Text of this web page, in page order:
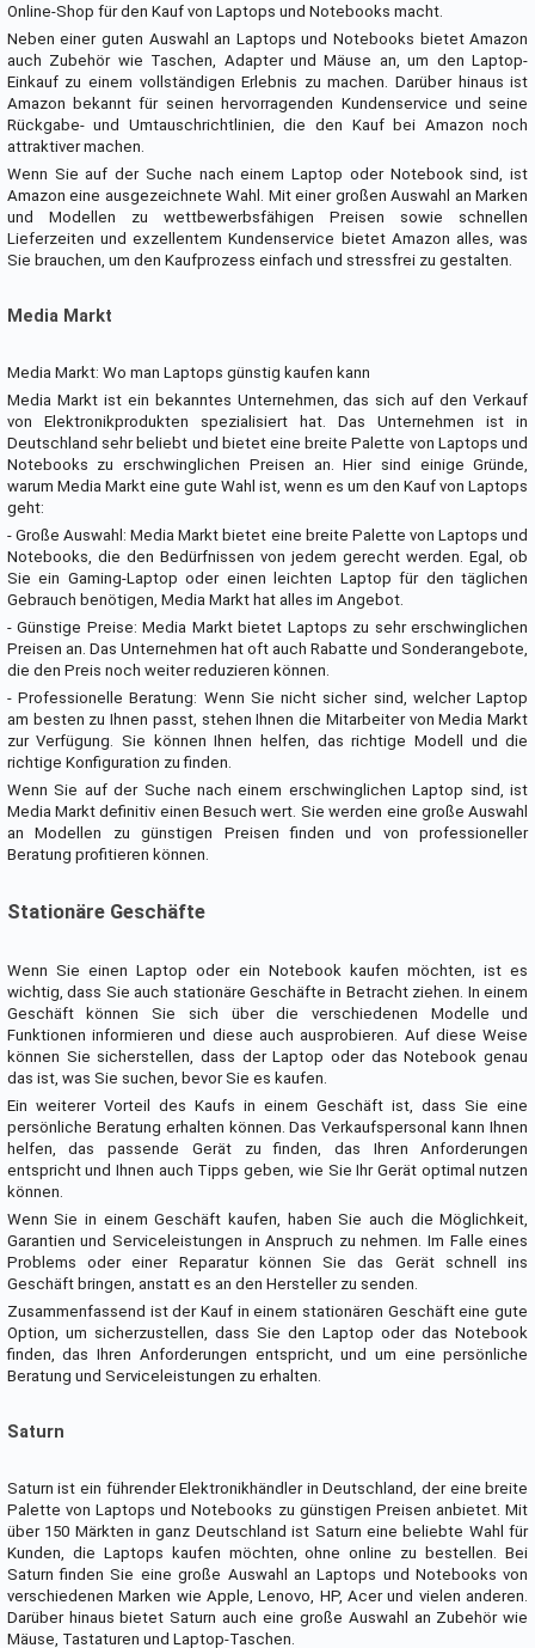
Online-Shop für den Kauf von Laptops und Notebooks macht.
Neben einer guten Auswahl an Laptops und Notebooks bietet Amazon
auch Zubehör wie Taschen, Adapter und Mäuse an, um den Laptop-
Einkauf zu einem vollständigen Erlebnis zu machen. Darüber hinaus ist
Amazon bekannt für seinen hervorragenden Kundenservice und seine
Rückgabe- und Umtauschrichtlinien, die den Kauf bei Amazon noch
attraktiver machen.
Wenn Sie auf der Suche nach einem Laptop oder Notebook sind, ist
Amazon eine ausgezeichnete Wahl. Mit einer großen Auswahl an Marken
und Modellen zu wettbewerbsfähigen Preisen sowie schnellen
Lieferzeiten und exzellentem Kundenservice bietet Amazon alles, was
Sie brauchen, um den Kaufprozess einfach und stressfrei zu gestalten.
Media Markt
Media Markt: Wo man Laptops günstig kaufen kann
Media Markt ist ein bekanntes Unternehmen, das sich auf den Verkauf
von Elektronikprodukten spezialisiert hat. Das Unternehmen ist in
Deutschland sehr beliebt und bietet eine breite Palette von Laptops und
Notebooks zu erschwinglichen Preisen an. Hier sind einige Gründe,
warum Media Markt eine gute Wahl ist, wenn es um den Kauf von Laptops
geht:
- Große Auswahl: Media Markt bietet eine breite Palette von Laptops und
Notebooks, die den Bedürfnissen von jedem gerecht werden. Egal, ob
Sie ein Gaming-Laptop oder einen leichten Laptop für den täglichen
Gebrauch benötigen, Media Markt hat alles im Angebot.
- Günstige Preise: Media Markt bietet Laptops zu sehr erschwinglichen
Preisen an. Das Unternehmen hat oft auch Rabatte und Sonderangebote,
die den Preis noch weiter reduzieren können.
- Professionelle Beratung: Wenn Sie nicht sicher sind, welcher Laptop
am besten zu Ihnen passt, stehen Ihnen die Mitarbeiter von Media Markt
zur Verfügung. Sie können Ihnen helfen, das richtige Modell und die
richtige Konfiguration zu finden.
Wenn Sie auf der Suche nach einem erschwinglichen Laptop sind, ist
Media Markt definitiv einen Besuch wert. Sie werden eine große Auswahl
an Modellen zu günstigen Preisen finden und von professioneller
Beratung profitieren können.
Stationäre Geschäfte
Wenn Sie einen Laptop oder ein Notebook kaufen möchten, ist es
wichtig, dass Sie auch stationäre Geschäfte in Betracht ziehen. In einem
Geschäft können Sie sich über die verschiedenen Modelle und
Funktionen informieren und diese auch ausprobieren. Auf diese Weise
können Sie sicherstellen, dass der Laptop oder das Notebook genau
das ist, was Sie suchen, bevor Sie es kaufen.
Ein weiterer Vorteil des Kaufs in einem Geschäft ist, dass Sie eine
persönliche Beratung erhalten können. Das Verkaufspersonal kann Ihnen
helfen, das passende Gerät zu finden, das Ihren Anforderungen
entspricht und Ihnen auch Tipps geben, wie Sie Ihr Gerät optimal nutzen
können.
Wenn Sie in einem Geschäft kaufen, haben Sie auch die Möglichkeit,
Garantien und Serviceleistungen in Anspruch zu nehmen. Im Falle eines
Problems oder einer Reparatur können Sie das Gerät schnell ins
Geschäft bringen, anstatt es an den Hersteller zu senden.
Zusammenfassend ist der Kauf in einem stationären Geschäft eine gute
Option, um sicherzustellen, dass Sie den Laptop oder das Notebook
finden, das Ihren Anforderungen entspricht, und um eine persönliche
Beratung und Serviceleistungen zu erhalten.
Saturn
Saturn ist ein führender Elektronikhändler in Deutschland, der eine breite
Palette von Laptops und Notebooks zu günstigen Preisen anbietet. Mit
über 150 Märkten in ganz Deutschland ist Saturn eine beliebte Wahl für
Kunden, die Laptops kaufen möchten, ohne online zu bestellen. Bei
Saturn finden Sie eine große Auswahl an Laptops und Notebooks von
verschiedenen Marken wie Apple, Lenovo, HP, Acer und vielen anderen.
Darüber hinaus bietet Saturn auch eine große Auswahl an Zubehör wie
Mäuse, Tastaturen und Laptop-Taschen.